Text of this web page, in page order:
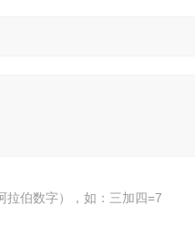
拉伯数字），如：三加四=7